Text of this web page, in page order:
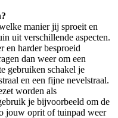
manier jij sproeit en
uit verschillende aspecten.
en harder besproeid
dan weer om een
gebruiken schakel je
en een fijne nevelstraal.
worden als
je bijvoorbeeld om de
jouw oprit of tuinpad weer